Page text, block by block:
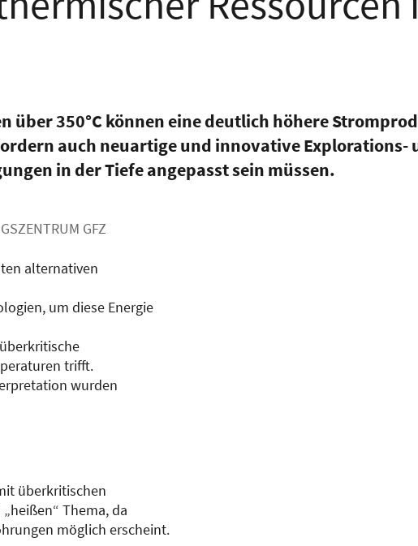
über 350°C können eine deutlich höhere
auch neuartige und innovative Explorations-
in der Tiefe angepasst sein müssen.
GFZ
alternativen
um diese Energie
trifft.
wurden
überkritischen
Thema, da
möglich erscheint.